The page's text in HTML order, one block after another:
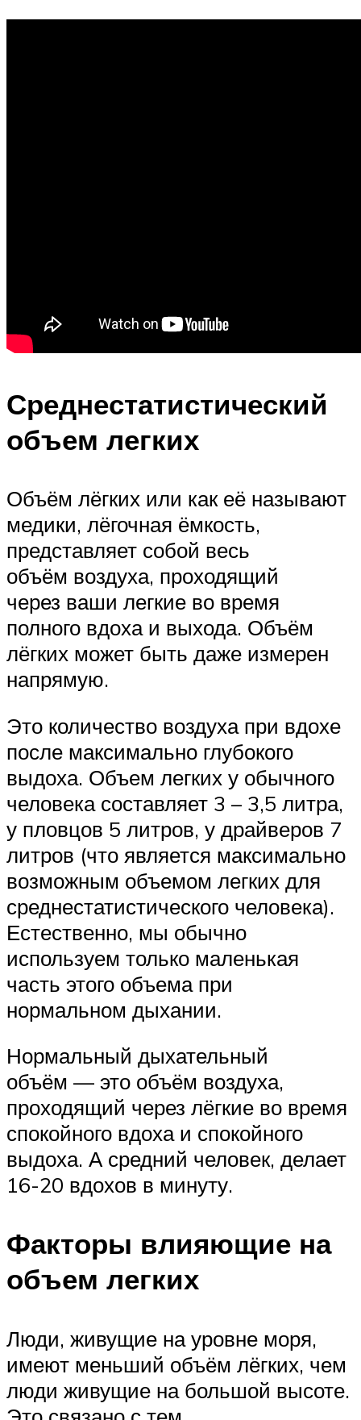
Среднестатистический
объем легких
Объём лёгких или как её называют
медики, лёгочная ёмкость,
представляет собой весь
объём воздуха, проходящий
через ваши легкие во время
полного вдоха и выхода. Объём
лёгких может быть даже измерен
напрямую.
Это количество воздуха при вдохе
после максимально глубокого
выдоха. Объем легких у обычного
человека составляет 3 – 3,5 литра,
у пловцов 5 литров, у драйверов 7
литров (что является максимально
возможным объемом легких для
среднестатистического человека).
Естественно, мы обычно
используем только маленькая
часть этого объема при
нормальном дыхании.
Нормальный дыхательный
объём — это объём воздуха,
проходящий через лёгкие во время
спокойного вдоха и спокойного
выдоха. А средний человек, делает
16-20 вдохов в минуту.
Факторы влияющие на
объем легких
Люди, живущие на уровне моря,
имеют меньший объём лёгких, чем
люди живущие на большой высоте.